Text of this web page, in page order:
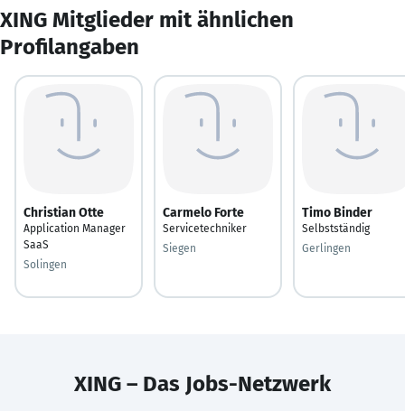
XING Mitglieder mit ähnlichen
Profilangaben
Christian Otte
Application Manager
SaaS
Solingen
Carmelo Forte
Servicetechniker
Siegen
Timo Binder
Selbstständig
Gerlingen
XING – Das Jobs-Netzwerk